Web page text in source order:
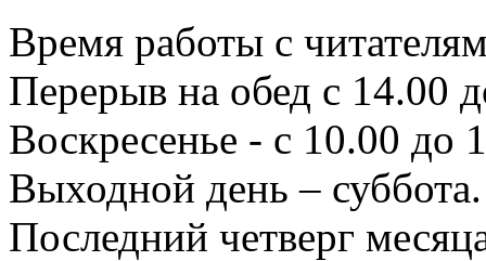
Время работы с
Перерыв на обед с 14.00
Воскресенье - с 10.00 до
Выходной день – суббота.
Последний четверг